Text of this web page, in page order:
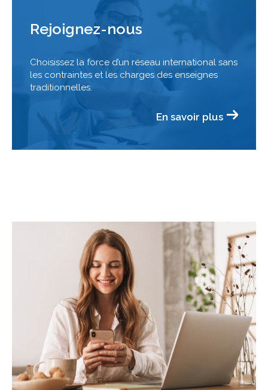
Rejoignez-nous
Choisissez la force d’un réseau international sans
les contraintes et les charges des enseignes
traditionnelles.
En savoir plus